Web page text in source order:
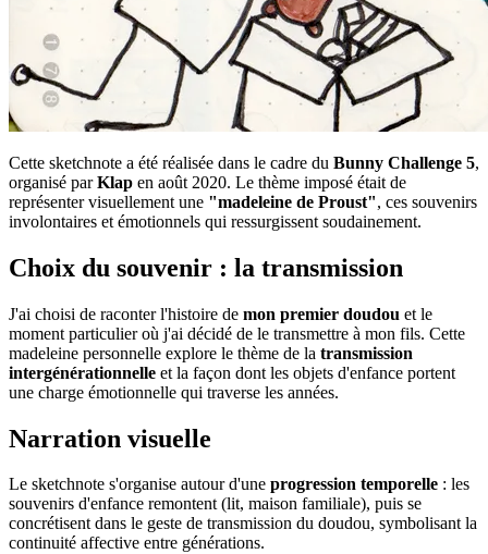
Cette sketchnote a été réalisée dans le cadre du Bunny Challenge 5,
organisé parKlap en août 2020. Le thème imposé était de
représenter visuellement une "madeleine de Proust", ces souvenirs
involontaires et émotionnels qui ressurgissent soudainement.
Choix du souvenir : la transmission
J'ai choisi de raconter l'histoire de mon premier doudou et le
moment particulier où j'ai décidé de le transmettre à mon fils. Cette
madeleine personnelle explore le thème de la transmission
intergénérationnelle et la façon dont les objets d'enfance portent
une charge émotionnelle qui traverse les années.
Narration visuelle
Le sketchnote s'organise autour d'une progression temporelle : les
souvenirs d'enfance remontent (lit, maison familiale), puis se
concrétisent dans le geste de transmission du doudou, symbolisant la
continuité affective entre générations.